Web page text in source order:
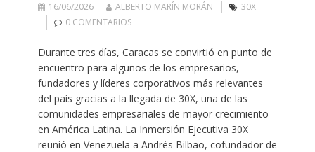
16/06/2026 ALBERTO MARÍN MORÁN
30X
0 COMENTARIOS
Durante tres días, Caracas se convirtió en punto de
encuentro para algunos de los empresarios,
fundadores y líderes corporativos más relevantes
del país gracias a la llegada de 30X, una de las
comunidades empresariales de mayor crecimiento
en América Latina. La Inmersión Ejecutiva 30X
reunió en Venezuela a Andrés Bilbao, cofundador de